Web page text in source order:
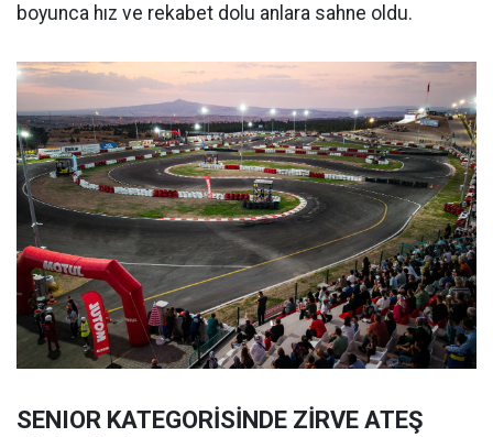
boyunca hız ve rekabet dolu anlara sahne oldu.
SENIOR KATEGORİSİNDE ZİRVE ATEŞ